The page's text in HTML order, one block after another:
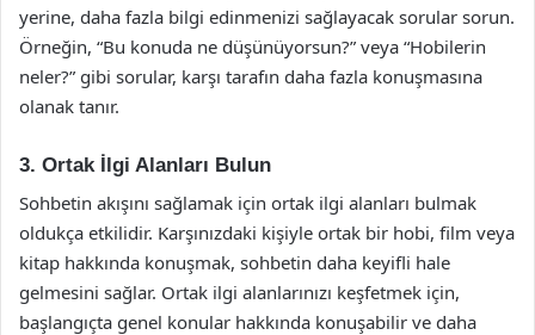
yerine, daha fazla bilgi edinmenizi sağlayacak sorular sorun.
Örneğin, “Bu konuda ne düşünüyorsun?” veya “Hobilerin
neler?” gibi sorular, karşı tarafın daha fazla konuşmasına
olanak tanır.
3. Ortak İlgi Alanları Bulun
Sohbetin akışını sağlamak için ortak ilgi alanları bulmak
oldukça etkilidir. Karşınızdaki kişiyle ortak bir hobi, film veya
kitap hakkında konuşmak, sohbetin daha keyifli hale
gelmesini sağlar. Ortak ilgi alanlarınızı keşfetmek için,
başlangıçta genel konular hakkında konuşabilir ve daha